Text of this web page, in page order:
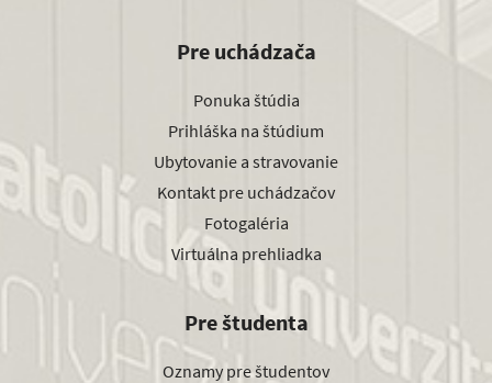
Pre uchádzača
Ponuka štúdia
Prihláška na štúdium
Ubytovanie a stravovanie
Kontakt pre uchádzačov
Fotogaléria
Virtuálna prehliadka
Pre študenta
Oznamy pre študentov